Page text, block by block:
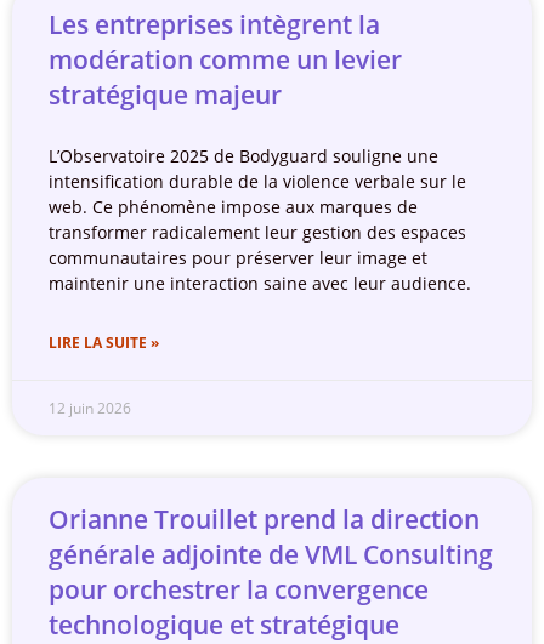
Les entreprises intègrent la
modération comme un levier
stratégique majeur
L’Observatoire 2025 de Bodyguard souligne une
intensification durable de la violence verbale sur le
web. Ce phénomène impose aux marques de
transformer radicalement leur gestion des espaces
communautaires pour préserver leur image et
maintenir une interaction saine avec leur audience.
LIRE LA SUITE »
12 juin 2026
Orianne Trouillet prend la direction
générale adjointe de VML Consulting
pour orchestrer la convergence
technologique et stratégique